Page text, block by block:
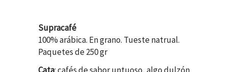
Supracafé
100% arábica. En grano. Tueste natrual.
Paquetes de 250 gr